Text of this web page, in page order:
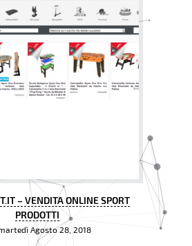
– VENDITA ONLINE SPORT
PRODOTTI
Agosto 28, 2018